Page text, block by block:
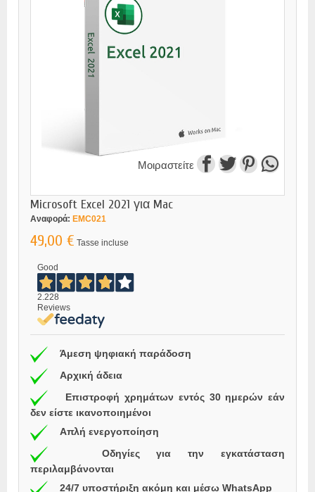
Μοιραστείτε
Microsoft Excel 2021 για Mac
Αναφορά: EMC021
49,00 € Tasse incluse
Good
2.228
Reviews
Άμεση ψηφιακή παράδοση
Αρχική άδεια
Επιστροφή χρημάτων εντός 30 ημερών εάν
δεν είστε ικανοποιημένοι
Απλή ενεργοποίηση
Οδηγίες για την εγκατάσταση
περιλαμβάνονται
24/7 υποστήριξη ακόμη και μέσω WhatsApp